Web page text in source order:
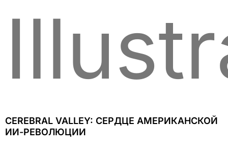
CEREBRAL VALLEY: СЕРДЦЕ АМЕРИКАНСКОЙ
ИИ-РЕВОЛЮЦИИ